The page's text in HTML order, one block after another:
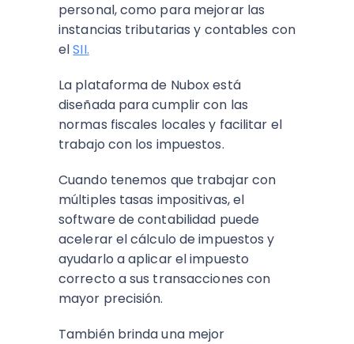
personal, como para mejorar las
instancias tributarias y contables con
elSII.
La plataforma de Nubox está
diseñada para cumplir con las
normas fiscales locales y facilitar el
trabajo con los impuestos.
Cuando tenemos que trabajar con
múltiples tasas impositivas, el
software de contabilidad puede
acelerar el cálculo de impuestos y
ayudarlo a aplicar el impuesto
correcto a sus transacciones con
mayor precisión.
También brinda una mejor